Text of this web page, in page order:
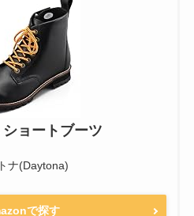
ョートブーツ
ナ(Daytona)
で探す